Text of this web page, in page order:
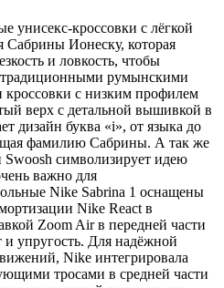
унисекс-кроссовки с лёгкой
Сабрины Ионеску, которая
и ловкость, чтобы
румынскими
кроссовки с низким профилем
верх с детальной вышивкой в
дизайн буква «i», от языка до
фамилию Сабрины. А так же
символизирует идею
важно для
Nike Sabrina 1 оснащены
Nike React в
Zoom Air в передней части
и упругость. Для надёжной
Nike интегрировала
тросами в средней части